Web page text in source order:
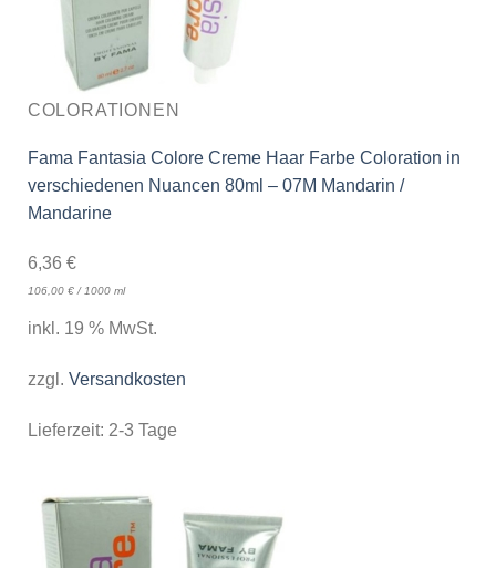
COLORATIONEN
Fama Fantasia Colore Creme Haar Farbe Coloration in
verschiedenen Nuancen 80ml – 07M Mandarin /
Mandarine
6,36 €
106,00 €/1000 ml
inkl. 19 % MwSt.
zzgl. Versandkosten
Lieferzeit: 2-3 Tage